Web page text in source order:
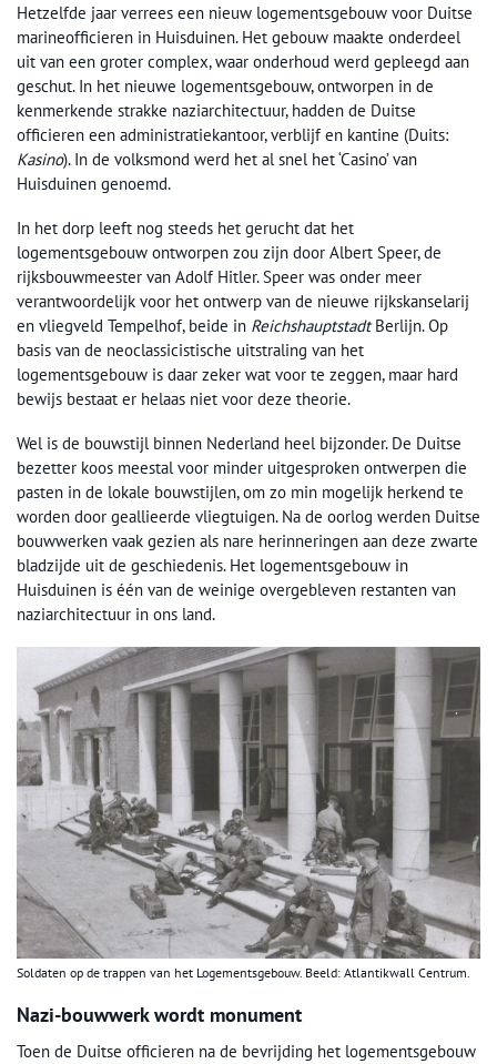
Hetzelfde jaar verrees een nieuw logementsgebouw voor Duitse
marineofficieren in Huisduinen. Het gebouw maakte onderdeel
uit van een groter complex, waar onderhoud werd gepleegd aan
geschut. In het nieuwe logementsgebouw, ontworpen in de
kenmerkende strakke naziarchitectuur, hadden de Duitse
officieren een administratiekantoor, verblijf en kantine (Duits:
Kasino). In de volksmond werd het al snel het ‘Casino’ van
Huisduinen genoemd.
In het dorp leeft nog steeds het gerucht dat het
logementsgebouw ontworpen zou zijn door Albert Speer, de
rijksbouwmeester van Adolf Hitler. Speer was onder meer
verantwoordelijk voor het ontwerp van de nieuwe rijkskanselarij
en vliegveld Tempelhof, beide in ReichshauptstadtBerlijn. Op
basis van de neoclassicistische uitstraling van het
logementsgebouw is daar zeker wat voor te zeggen, maar hard
bewijs bestaat er helaas niet voor deze theorie.
Wel is de bouwstijl binnen Nederland heel bijzonder. De Duitse
bezetter koos meestal voor minder uitgesproken ontwerpen die
pasten in de lokale bouwstijlen, om zo min mogelijk herkend te
worden door geallieerde vliegtuigen. Na de oorlog werden Duitse
bouwwerken vaak gezien als nare herinneringen aan deze zwarte
bladzijde uit de geschiedenis. Het logementsgebouw in
Huisduinen is één van de weinige overgebleven restanten van
naziarchitectuur in ons land.
Soldaten op de trappen van het Logementsgebouw. Beeld: Atlantikwall Centrum.
Nazi-bouwwerk wordt monument
Toen de Duitse officieren na de bevrijding het logementsgebouw